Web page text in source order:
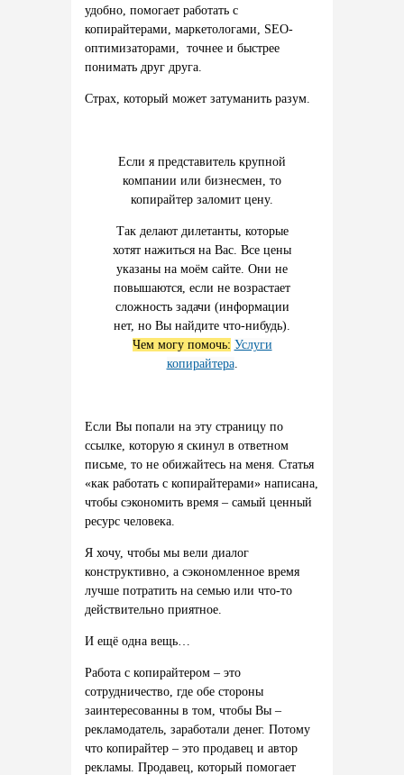
удобно, помогает работать с
копирайтерами, маркетологами, SEO-
оптимизаторами, точнее и быстрее
понимать друг друга.
Страх, который может затуманить разум.
Если я представитель крупной
компании или бизнесмен, то
копирайтер заломит цену.
Так делают дилетанты, которые
хотят нажиться на Вас. Все цены
указаны на моём сайте. Они не
повышаются, если не возрастает
сложность задачи (информации
нет, но Вы найдите что-нибудь).
Чем могу помочь: Услуги
копирайтера.
Если Вы попали на эту страницу по
ссылке, которую я скинул в ответном
письме, то не обижайтесь на меня. Статья
«как работать с копирайтерами» написана,
чтобы сэкономить время – самый ценный
ресурс человека.
Я хочу, чтобы мы вели диалог
конструктивно, а сэкономленное время
лучше потратить на семью или что-то
действительно приятное.
И ещё одна вещь…
Работа с копирайтером – это
сотрудничество, где обе стороны
заинтересованны в том, чтобы Вы –
рекламодатель, заработали денег. Потому
что копирайтер – это продавец и автор
рекламы. Продавец, который помогает